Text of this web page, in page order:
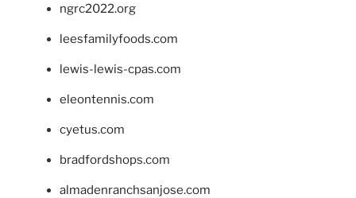
ngrc2022.org
leesfamilyfoods.com
lewis-lewis-cpas.com
eleontennis.com
cyetus.com
bradfordshops.com
almadenranchsanjose.com